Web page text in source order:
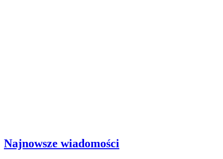
Najnowsze wiadomości